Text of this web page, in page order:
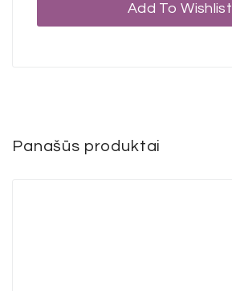
Add To Wishlist
Panašūs produktai